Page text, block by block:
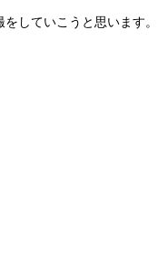
していこうと思います。